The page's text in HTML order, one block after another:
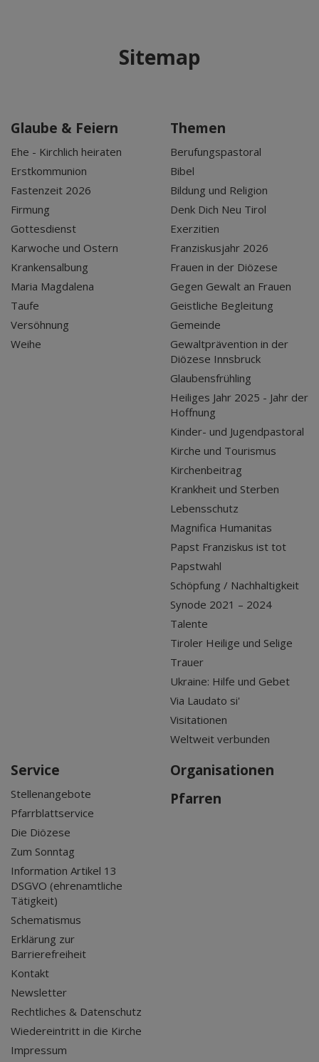
Sitemap
Glaube & Feiern
Ehe - Kirchlich heiraten
Erstkommunion
Fastenzeit 2026
Firmung
Gottesdienst
Karwoche und Ostern
Krankensalbung
Maria Magdalena
Taufe
Versöhnung
Weihe
Themen
Berufungspastoral
Bibel
Bildung und Religion
Denk Dich Neu Tirol
Exerzitien
Franziskusjahr 2026
Frauen in der Diözese
Gegen Gewalt an Frauen
Geistliche Begleitung
Gemeinde
Gewaltprävention in der
Diözese Innsbruck
Glaubensfrühling
Heiliges Jahr 2025 - Jahr der
Hoffnung
Kinder- und Jugendpastoral
Kirche und Tourismus
Kirchenbeitrag
Krankheit und Sterben
Lebensschutz
Magnifica Humanitas
Papst Franziskus ist tot
Papstwahl
Schöpfung / Nachhaltigkeit
Synode 2021 – 2024
Talente
Tiroler Heilige und Selige
Trauer
Ukraine: Hilfe und Gebet
Via Laudato si'
Visitationen
Weltweit verbunden
Service
Stellenangebote
Pfarrblattservice
Die Diözese
Zum Sonntag
Information Artikel 13
DSGVO (ehrenamtliche
Tätigkeit)
Schematismus
Erklärung zur
Barrierefreiheit
Kontakt
Newsletter
Rechtliches & Datenschutz
Wiedereintritt in die Kirche
Impressum
Organisationen
Pfarren